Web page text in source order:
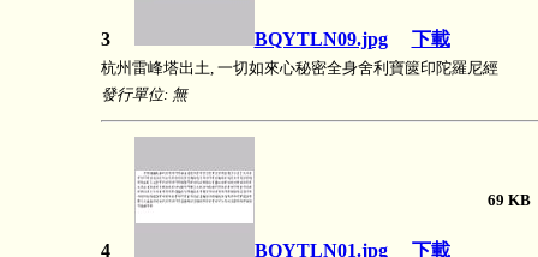
3 BQYTLN09.jpg 下載
杭州雷峰塔出土, 一切如來心秘密全身舍利寶篋印陀羅尼經
發行單位: 無
4 BQYTLN01.jpg 下載
69